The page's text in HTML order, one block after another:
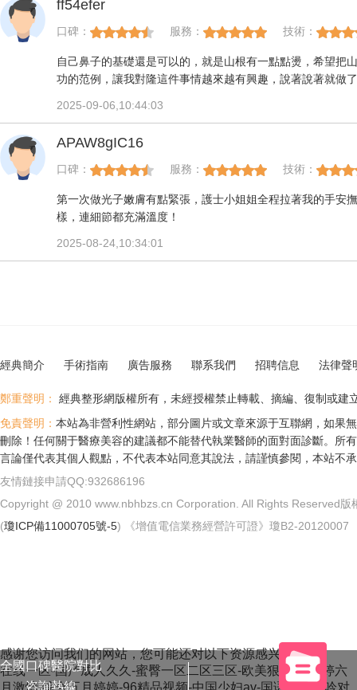
ff54efer
口碑： 服務： 技術：
自己鼻子的基礎還是可以的，就是山根有一點點燙，希望把
功的范例，讓我對隆這件事情越來越有興趣，說著說著就做
2025-09-06,10:44:03
APAW8gIC16
口碑： 服務： 技術：
第一次做光子嫩膚有點緊張，護士小姐姐全程拉著我的手安
樣，連細節都充滿溫度！
2025-08-24,10:34:01
經典簡介 手術指南 廣告服務 聯系我們 招聘信息 法律聲
鄭重聲明：
經典整形網版權所有，未經授權禁止轉載、摘編、復制或建
免責聲明： 本站為非營利性網站，部分圖片或文章來源于互聯網，如果
刪除！任何關于醫療美容的建議都不能替代執業醫師的面對面診斷。所
言論僅代表其個人觀點，不代表本站同意其說法，請謹慎參閱，本站不
友情鏈接申請QQ:932686196
Copyright @ 2010 www.nbhbzs.cn Corporation. All Rights Reserved版
(瓊ICP備11000705號-5) 《增值電信業務經營許可證》瓊B2-20120007
全國口碑醫院對比
咨詢熱線
感谢您访问我们的网站，您可能还对以下资源感兴趣：
在线一区-国产成人久久-蜜臀一区二区三区-欧美狠狠操-婷婷六
月激情-综合五月婷婷-96精品视频-中国少妇av-国语粗话呻吟对